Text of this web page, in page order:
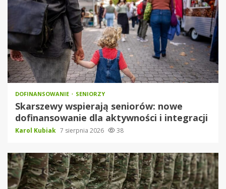
DOFINANSOWANIE SENIORZY
Skarszewy wspierają seniorów: nowe
dofinansowanie dla aktywności i integracji
Karol Kubiak 7 sierpnia 2026 38